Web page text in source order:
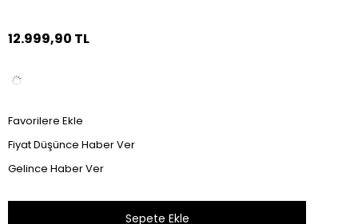
12.999,90 TL
Favorilere Ekle
Fiyat Düşünce Haber Ver
Gelince Haber Ver